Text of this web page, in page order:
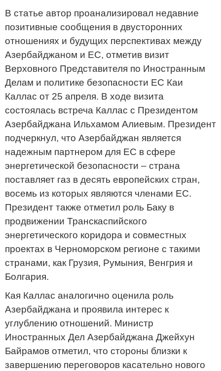
В статье автор проанализировал недавние
позитивные сообщения в двусторонних
отношениях и будущих перспективах между
Азербайджаном и ЕС, отметив визит
Верховного Представителя по Иностранным
Делам и политике безопасности ЕС Каи
Каллас от 25 апреля. В ходе визита
состоялась встреча Каллас с Президентом
Азербайджана Ильхамом Алиевым. Президент
подчеркнул, что Азербайджан является
надежным партнером для ЕС в сфере
энергетической безопасности – страна
поставляет газ в десять европейских стран,
восемь из которых являются членами ЕС.
Президент также отметил роль Баку в
продвижении Транскаспийского
энергетического коридора и совместных
проектах в Черноморском регионе с такими
странами, как Грузия, Румыния, Венгрия и
Болгария.
Кая Каллас аналогично оценила роль
Азербайджана и проявила интерес к
углублению отношений. Министр
Иностранных Дел Азербайджана Джейхун
Байрамов отметил, что стороны близки к
завершению переговоров касательно нового